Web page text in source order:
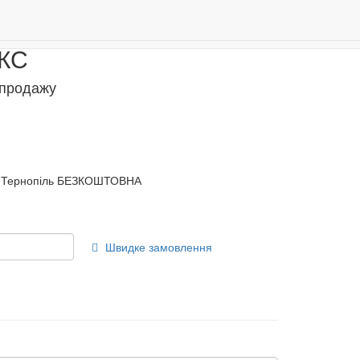
Тернопіль БЕЗКОШТОВНА
Швидке замовлення